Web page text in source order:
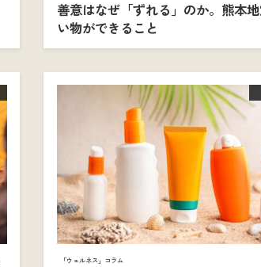
善意はなぜ「ずれる」のか。熊本
い物ができること
「ウェルネス」コラム